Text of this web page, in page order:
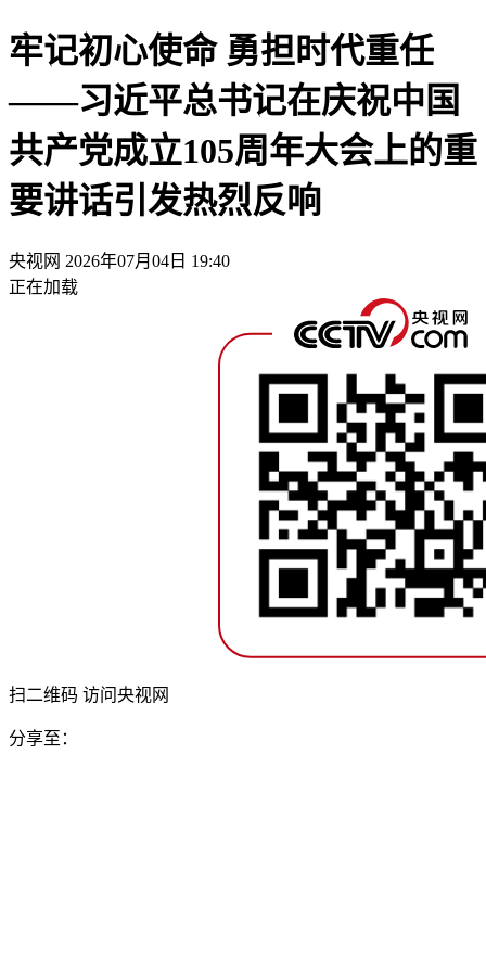
牢记初心使命 勇担时代重任
——习近平总书记在庆祝中国
共产党成立105周年大会上的重
要讲话引发热烈反响
央视网 2026年07月04日 19:40
正在加载
扫二维码 访问央视网
分享至：